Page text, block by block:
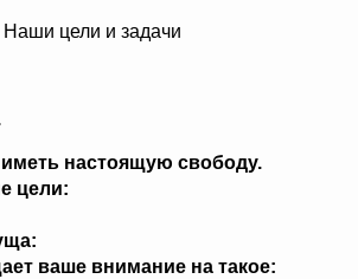
Наши цели и задачи
настоящую свободу.
цели:
ваше внимание на такое: